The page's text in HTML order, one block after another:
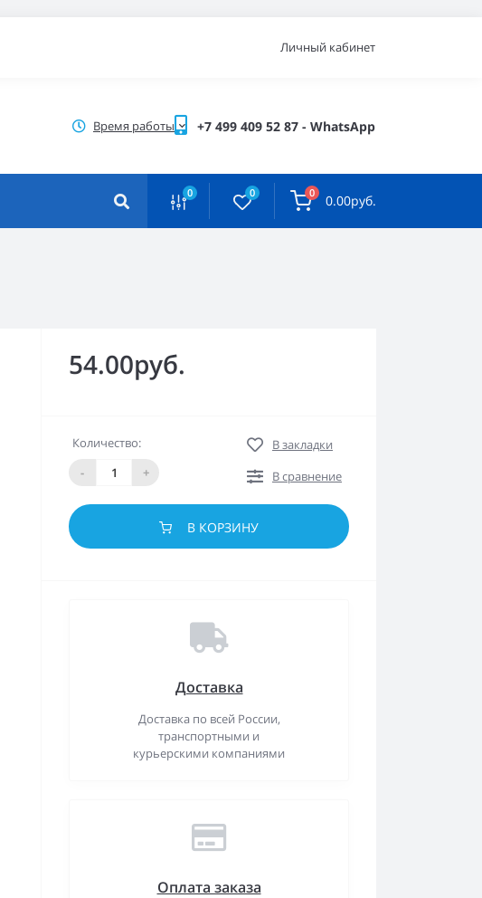
Личный кабинет
Время работы +7 499 409 52 87 - WhatsApp
0 0 0 0.00руб.
54.00руб.
Количество:
-
+
В закладки
В сравнение
В КОРЗИНУ
Доставка
Доставка по всей России,
транспортными и
курьерскими компаниями
Оплата заказа